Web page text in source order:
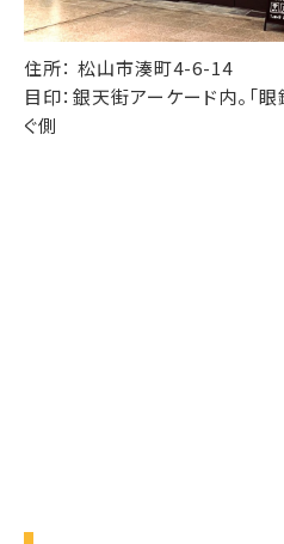
住所： 松山市湊町4-6-14
目印：銀天街アーケード内。「
ぐ側